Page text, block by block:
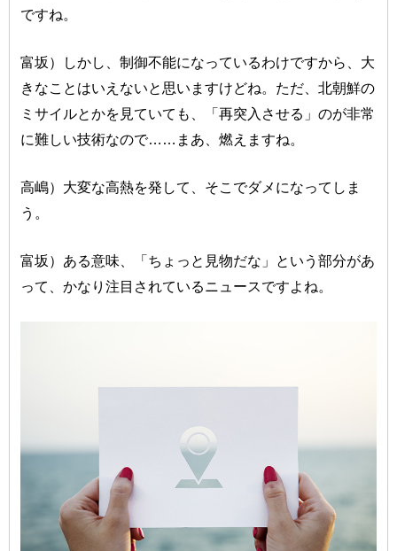
ですね。
富坂）しかし、制御不能になっているわけですから、大
きなことはいえないと思いますけどね。ただ、北朝鮮の
ミサイルとかを見ていても、「再突入させる」のが非常
に難しい技術なので……まあ、燃えますね。
高嶋）大変な高熱を発して、そこでダメになってしま
う。
富坂）ある意味、「ちょっと見物だな」という部分があ
って、かなり注目されているニュースですよね。